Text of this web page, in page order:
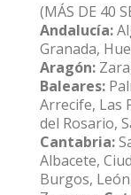
(MÁS DE 40
Andalucía:
Granada,
Aragón:
Baleares:
Arrecife, Las
del Rosario,
Cantabria:
Albacete,
Burgos,